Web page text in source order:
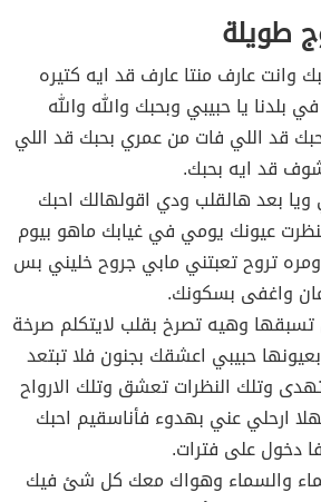
طويلة
وانت عارف منتا عارف قد ايه كتيره
بلدنا يا حبيبي وبحبك والله والله
قد اللي فات من عمري بحبك قد اللي
قد ايه بحبك.
بعد هالقلب ودي اقولهالك احبك
عيونك يومي في غيابك ماهو بيوم
تروح تعبتني مابي جروح خليني بس
واغفى بسكونك.
تسبقها وهيه تصرخ بقلب لايتكلم صرخة
حبيبي اعشقك بجنون فلا تبتعد
وتلك النظرات تعشق وتلك الارواح
ارحلي عني بهدوء فأناسقيم احبك
دخول على فترات.
والسماء وهواك معك كل شئ فيك